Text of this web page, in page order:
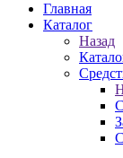
Главная
Каталог
Назад